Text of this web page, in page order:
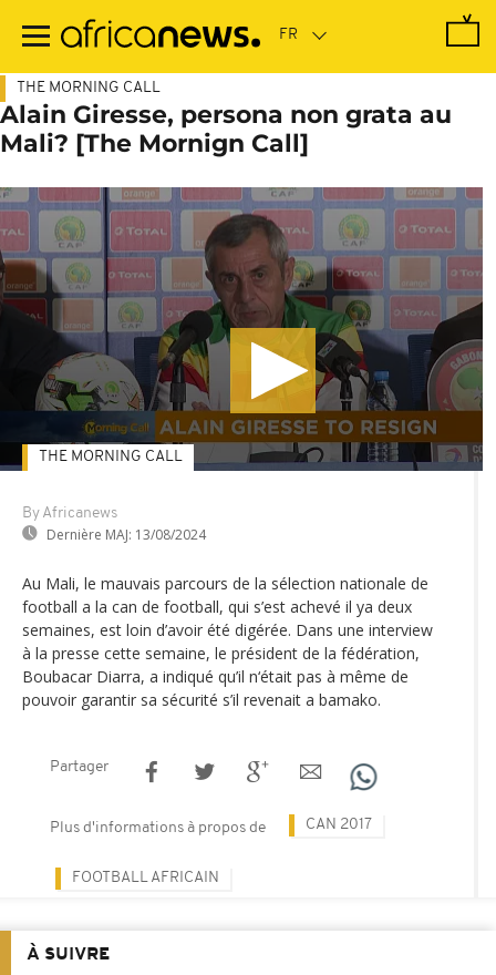
contenu
THE MORNING CALL
Alain Giresse, persona non grata au
Mali? [The Mornign Call]
By Africanews
Dernière MAJ: 13/08/2024
THE MORNING CALL
Au Mali, le mauvais parcours de la sélection nationale de
football a la can de football, qui s’est achevé il ya deux
semaines, est loin d’avoir été digérée. Dans une interview
à la presse cette semaine, le président de la fédération,
Boubacar Diarra, a indiqué qu’il n‘était pas à même de
pouvoir garantir sa sécurité s’il revenait a bamako.
Partager
Plus d'informations à propos de CAN 2017
FOOTBALL AFRICAIN
À SUIVRE